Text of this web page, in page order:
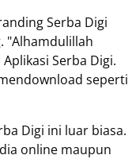
Serba Digi
"Alhamdulillah
Serba Digi.
seperti
Digi ini luar biasa.
online maupun